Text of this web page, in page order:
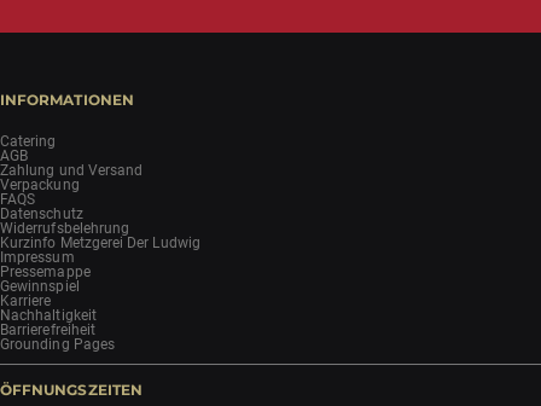
INFORMATIONEN
Catering
AGB
Zahlung und Versand
Verpackung
FAQS
Datenschutz
Widerrufsbelehrung
Kurzinfo Metzgerei Der Ludwig
Impressum
Pressemappe
Gewinnspiel
Karriere
Nachhaltigkeit
Barrierefreiheit
Grounding Pages
ÖFFNUNGSZEITEN